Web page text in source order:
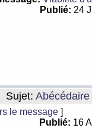
Publié: 24
Sujet: Abécédaire
le message ]
Publié: 16